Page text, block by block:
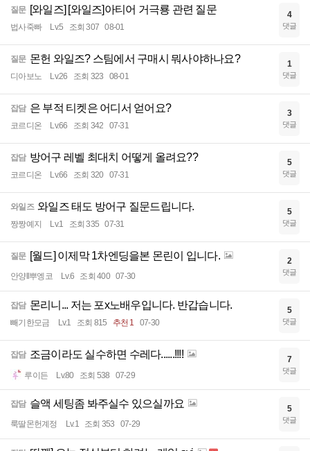
질문 [와일즈] [와일즈]아티어 거극룡 관련 질문
법사죽빠 Lv.5 조회 307 08-01
4
댓글
질문 몬헌 와일즈? 스팀에서 구매시 뭐사야하나요?
디아보노 Lv.26 조회 323 08-01
1
댓글
잡담 은 부적 티켓은 어디서 얻어요?
코르디온 Lv.66 조회 342 07-31
3
댓글
잡담 방어구 레벨 최대치 어떻게 올려요??
코르디온 Lv.66 조회 320 07-31
5
댓글
와일즈 와일즈 태도 방어구 질문드립니다.
짱짱예지 Lv.1 조회 335 07-31
5
댓글
질문 [월드] 이제막 1차엔딩을본 몬린이 입니다.
안양ll뿌엥코 Lv.6 조회 400 07-30
2
댓글
잡담 몬리니... 저는 포x노배우입니다. 반갑습니다.
빼기한모금 Lv.1 조회 815 추천 1 07-30
5
댓글
잡담 조금이라도 실수하면 수레다......!!!!
루이든 Lv.80 조회 538 07-29
7
댓글
잡담 슬액 세팅좀 봐주실수 있으실까요
룩딸몬헌계정 Lv.1 조회 353 07-29
5
댓글